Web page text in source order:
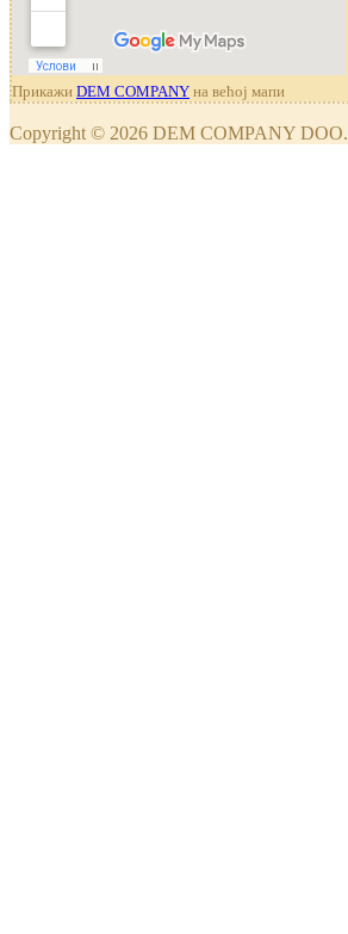
Прикажи DEM COMPANY на већој мапи
Copyright © 2026 DEM COMPANY